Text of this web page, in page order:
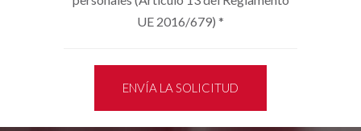
UE 2016/679) *
ENVÍA LA SOLICITUD